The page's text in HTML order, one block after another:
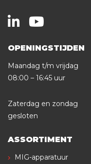
OPENINGSTIJDEN
Maandag t/m vrijdag
08:00 – 16:45 uur
Zaterdag en zondag
gesloten
ASSORTIMENT
MIG-apparatuur